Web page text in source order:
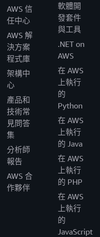
AWS 信
任中心
AWS 解
決方案
程式庫
架構中
心
產品和
技術常
見問答
集
分析師
報告
AWS 合
作夥伴
軟體開
發套件
與工具
.NET on
AWS
在 AWS
上執行
的
Python
在 AWS
上執行
的 Java
在 AWS
上執行
的 PHP
在 AWS
上執行
的
JavaScript